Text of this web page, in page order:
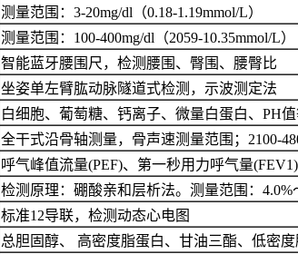
测量范围：3-20mg/dl（0.18-1.19mmol/L）
测量范围：100-400mg/dl（2059-10.35mmol/L）
智能蓝牙腰围尺，检测腰围、臀围、腰臀比
坐姿单左臂肱动脉隧道式检测，示波测定法
白细胞、葡萄糖、钙离子、微量白蛋白、PH
全干式沿骨轴测量，骨声速测量范围；2100-
呼气峰值流量(PEF)、第一秒用力呼气量
检测原理：硼酸亲和层析法。测量范围：4.0%
标准12导联，检测动态心电图
总胆固醇、 高密度脂蛋白、甘油三酯、低密度